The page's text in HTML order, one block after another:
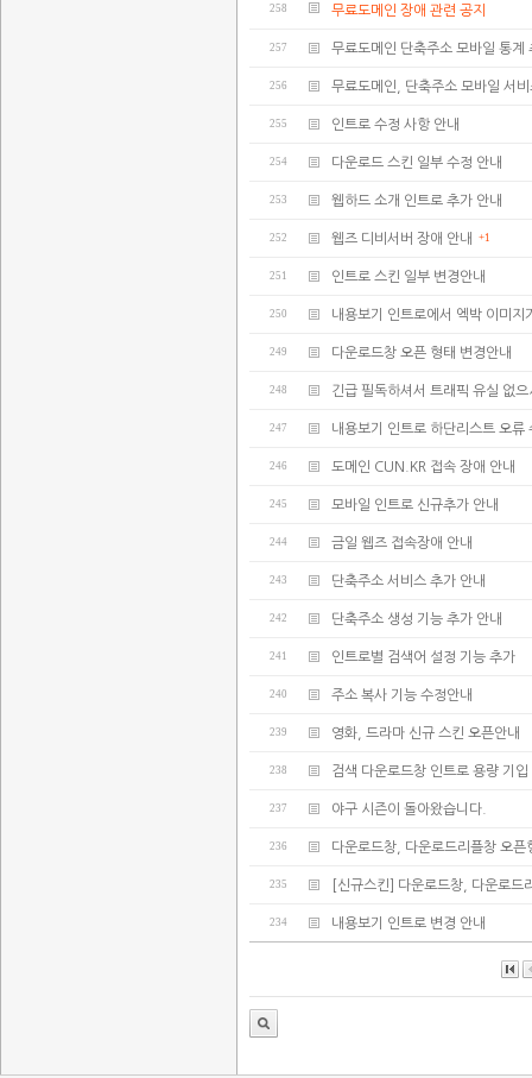
258 무료도메인 장애 관련 공지
257 무료도메인 단축주소 모바일 통계
256 무료도메인, 단축주소 모바일 서
255 인트로 수정 사항 안내
254 다운로드 스킨 일부 수정 안내
253 웹하드 소개 인트로 추가 안내
252 웹즈 디비서버 장애 안내 +1
251 인트로 스킨 일부 변경안내
250 내용보기 인트로에서 엑박 이미지
249 다운로드창 오픈 형태 변경안내
248 긴급 필독하셔서 트래픽 유실 없
247 내용보기 인트로 하단리스트 오류
246 도메인 CUN.KR 접속 장애 안내
245 모바일 인트로 신규추가 안내
244 금일 웹즈 접속장애 안내
243 단축주소 서비스 추가 안내
242 단축주소 생성 기능 추가 안내
241 인트로별 검색어 설정 기능 추가
240 주소 복사 기능 수정안내
239 영화, 드라마 신규 스킨 오픈안내
238 검색 다운로드창 인트로 용량 기입
237 야구 시즌이 돌아왔습니다.
236 다운로드창, 다운로드리플창 오픈
235 [신규스킨] 다운로드창, 다운로드
234 내용보기 인트로 변경 안내